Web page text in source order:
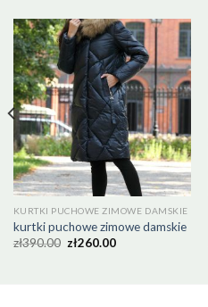
KURTKI PUCHOWE ZIMOWE DAMSKIE
kurtki puchowe zimowe damskie
zł390.00 zł260.00